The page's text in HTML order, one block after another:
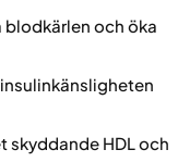
och öka
skyddande HDL och